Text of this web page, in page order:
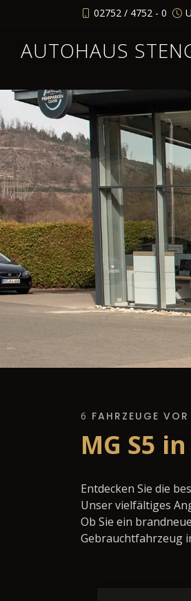
02752 / 4752 - 0
AUTOHAUS
6 FAHRZEUGE
MG S5
Entdecken Sie die
Unser vielfältiges
Ob Sie ein
Gebrauchtfahrzeug